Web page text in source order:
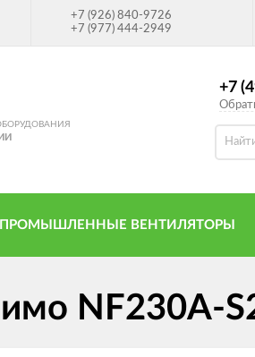
+7 (926) 840-9726
+7 (977) 444-2949
+7
ПРОМЫШЛЕННЫЕ ВЕНТИЛЯТОРЫ
NF230A-